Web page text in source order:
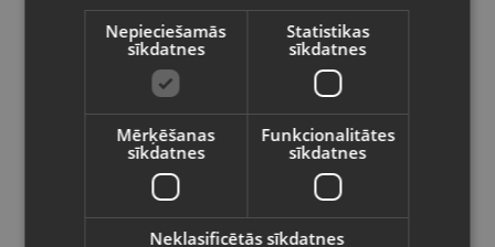
Nilox Bodyguard (LKT-001)
valodā
Valsts
Latviešu / Latvian
Nepieciešamās
sīkdatnes
Statistikas
sīkdatnes
Mērķēšanas
sīkdatnes
Funkcionalitātes
sīkdatnes
Neklasificētās sīkdatnes